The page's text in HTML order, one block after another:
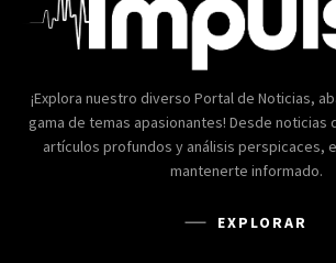
¡Explora nuestro diverso Portal de Noticias,
gama de temas apasionantes! Desde noticias
artículos profundos y análisis perspicaces,
mantenerte informado.
EXPLORAR